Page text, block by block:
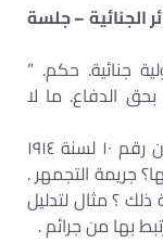
الدوائر الجنائية – جلسة
جنائية. حكم. ”
الدفاع. ما لا
الموجز : المادتان الثانية والثالثة من القانون رقم ١٠ لسنة ١٩١٤
جريمة التجمهر .
؟ مثال لتدليل
بها من جرائم .